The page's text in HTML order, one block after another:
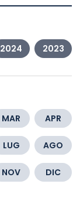
2024 2023
MAR APR
LUG AGO
NOV DIC